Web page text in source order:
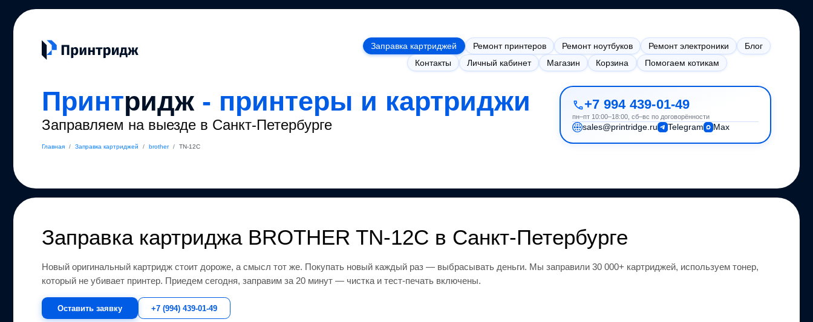
Заправка картриджей Ремонт принтеров Ремонт ноутбуков Ремонт электроники
Блог
Контакты
Личный кабинет Магазин Корзина Помогаем котикам
Принтридж - принтеры и картриджи
Заправляем на выезде в Санкт-Петербурге
Главная / Заправка картриджей / brother / TN-12C
+7 994 439-01-49
пн–пт 10:00–18:00, сб–вс по договорённости
sales@printridge.ru Telegram Max
Заправка картриджа BROTHER TN-12C в Санкт-Петербурге
Новый оригинальный картридж стоит дороже, а смысл тот же. Покупать новый каждый раз — выбрасывать деньги. Мы заправили 30 000+ картриджей, используем тонер,
который не убивает принтер. Приедем сегодня, заправим за 20 минут — чистка и тест-печать включены.
Оставить заявку +7 (994) 439-01-49